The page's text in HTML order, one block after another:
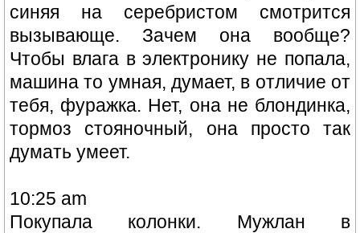
синяя на серебристом смотрится
вызывающе. Зачем она вообще?
Чтобы влага в электронику не попала,
машина то умная, думает, в отличие от
тебя, фуражка. Нет, она не блондинка,
тормоз стояночный, она просто так
думать умеет.
10:25 am
Покупала колонки. Мужлан в